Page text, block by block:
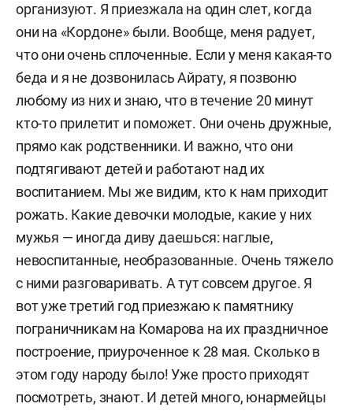
организуют. Я приезжала на один слет, когда
они на «Кордоне» были. Вообще, меня радует,
что они очень сплоченные. Если у меня какая-то
беда и я не дозвонилась Айрату, я позвоню
любому из них и знаю, что в течение 20 минут
кто-то прилетит и поможет. Они очень дружные,
прямо как родственники. И важно, что они
подтягивают детей и работают над их
воспитанием. Мы же видим, кто к нам приходит
рожать. Какие девочки молодые, какие у них
мужья — иногда диву даешься: наглые,
невоспитанные, необразованные. Очень тяжело
с ними разговаривать. А тут совсем другое. Я
вот уже третий год приезжаю к памятнику
пограничникам на Комарова на их праздничное
построение, приуроченное к 28 мая. Сколько в
этом году народу было! Уже просто приходят
посмотреть, знают. И детей много, юнармейцы